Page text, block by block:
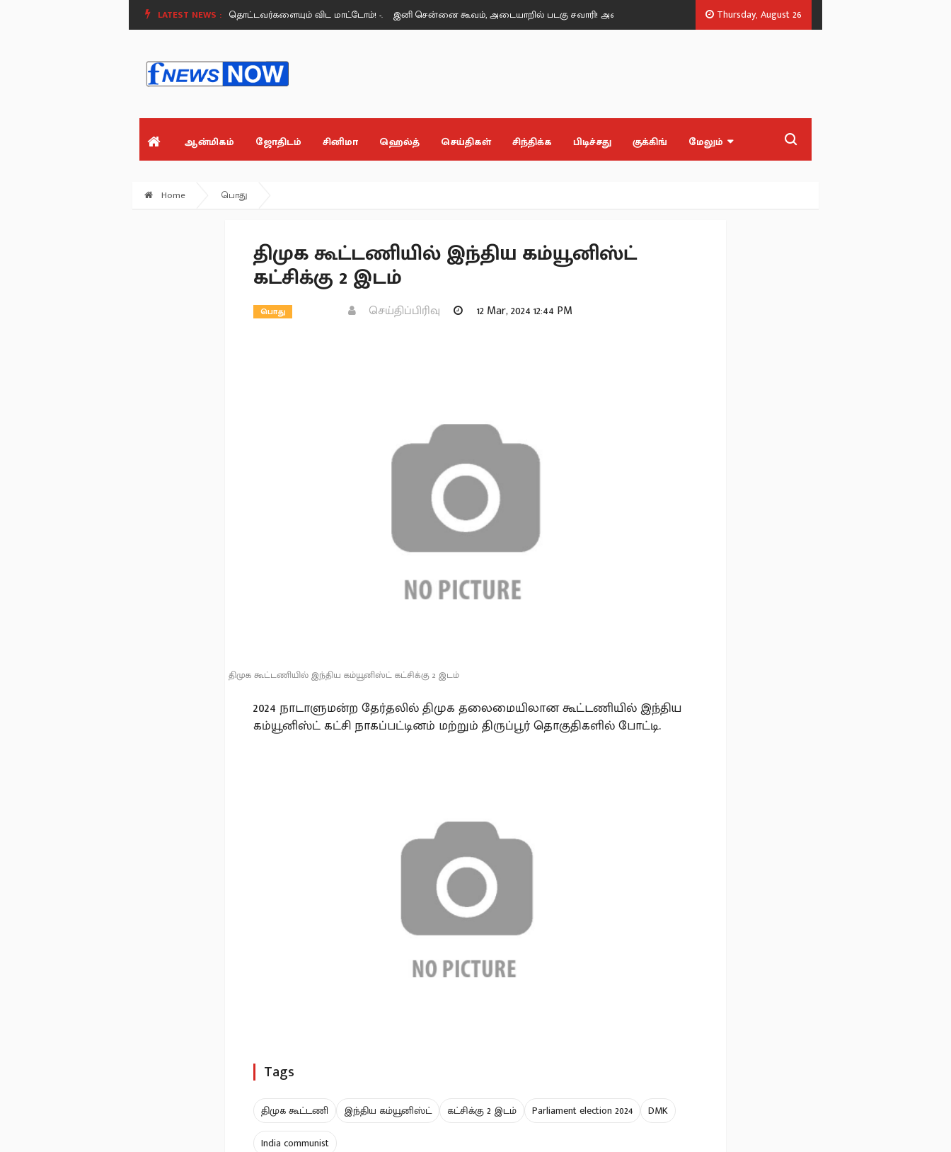
LATEST NEWS :
- மக்கள் வரி பணத்தை தொட மாட்டோம்.. தொட்டவர்களையும் விட மாட்டோம்! -. இனி சென்னை கூவம், அடையாறில் படகு சவாரி! அமைச்சர் மரிய வில்சன். தமிழக பட்ஜெட் - எல்லாத்துக்கும் ஸ்டிக்கர் தான் ஒட்டிருக்காங்க! -
Thursday, August 26
ஆன்மிகம் ஜோதிடம் சினிமா ஹெல்த் செய்திகள் சிந்திக்க பிடிச்சது குக்கிங் மேலும்
Home பொது
திமுக கூட்டணியில் இந்திய கம்யூனிஸ்ட்
கட்சிக்கு 2 இடம்
பொது செய்திப்பிரிவு 12 Mar, 2024 12:44 PM
திமுக கூட்டணியில் இந்திய கம்யூனிஸ்ட் கட்சிக்கு 2 இடம்
2024 நாடாளுமன்ற தேர்தலில் திமுக தலைமையிலான கூட்டணியில் இந்திய
கம்யூனிஸ்ட் கட்சி நாகப்பட்டினம் மற்றும் திருப்பூர் தொகுதிகளில் போட்டி.
Tags
திமுக கூட்டணி இந்திய கம்யூனிஸ்ட் கட்சிக்கு 2 இடம் Parliament election 2024
DMK
India communist